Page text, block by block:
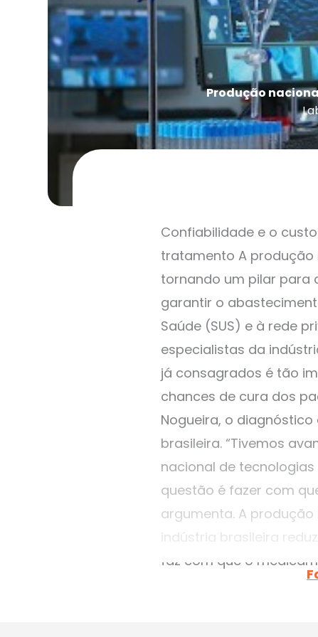
Produção
Confiabilidade e o
tratamento A produção
tornando um pilar para
garantir o
Saúde (SUS) e à rede
especialistas da
já consagrados é tão
chances de cura dos
Nogueira, o
brasileira. “Tivemos
nacional de
questão é fazer com
argumenta. A
indústria brasileira
faz com que o